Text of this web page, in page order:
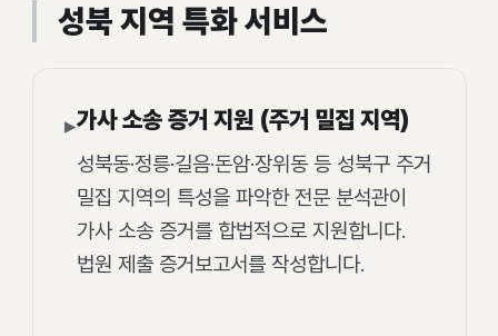
성북 지역 특화 서비스
▸가사 소송 증거 지원 (주거 밀집 지역)
성북동·정릉·길음·돈암·장위동 등 성북구 주거
밀집 지역의 특성을 파악한 전문 분석관이
가사 소송 증거를 합법적으로 지원합니다.
법원 제출 증거보고서를 작성합니다.